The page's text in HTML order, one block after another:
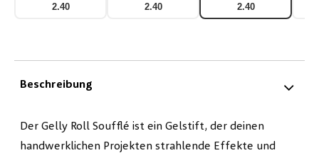
2.40 2.40 2.40
Beschreibung
Der Gelly Roll Soufflé ist ein Gelstift, der deinen
handwerklichen Projekten strahlende Effekte und